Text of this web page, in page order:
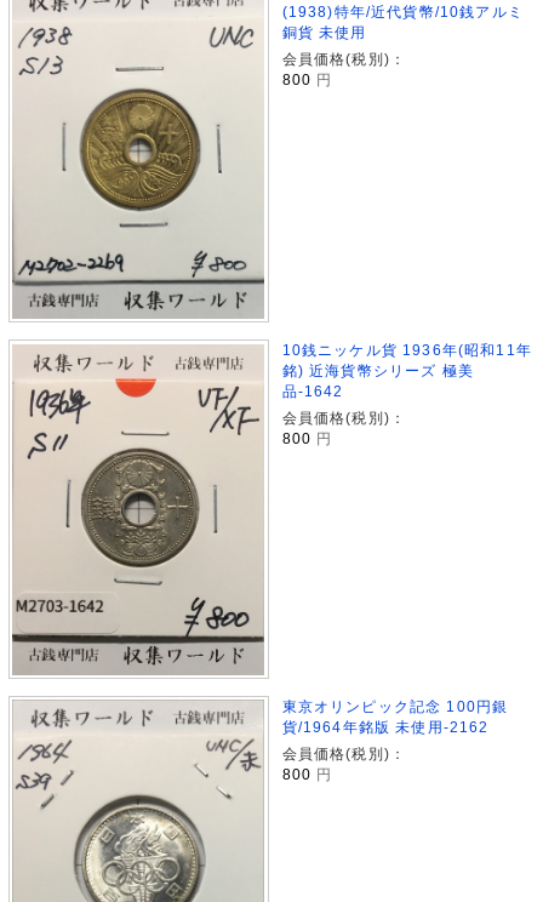
(1938)特年/近代貨幣/10銭アルミ
銅貨 未使用
会員価格(税別)：
800 円
10銭ニッケル貨 1936年(昭和11年
銘) 近海貨幣シリーズ 極美
品-1642
会員価格(税別)：
800 円
東京オリンピック記念 100円銀
貨/1964年銘版 未使用-2162
会員価格(税別)：
800 円